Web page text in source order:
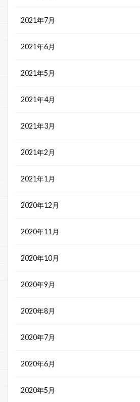
2021年7月
2021年6月
2021年5月
2021年4月
2021年3月
2021年2月
2021年1月
2020年12月
2020年11月
2020年10月
2020年9月
2020年8月
2020年7月
2020年6月
2020年5月